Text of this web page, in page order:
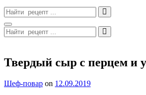
Search
for:
Search
Search
for:
Твердый сыр с перцем и
By
Шеф-повар on 12.09.2019